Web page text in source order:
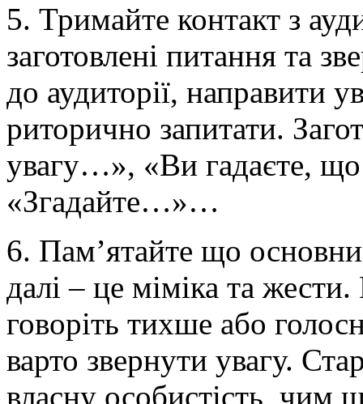
5. Тримайте контакт з
заготовлені питання та
до аудиторії, направити
риторично запитати.
увагу…», «Ви гадаєте,
«Згадайте…»…
6. Пам’ятайте що
далі – це міміка та
говоріть тихше або
варто звернути увагу.
власну особистість, чим